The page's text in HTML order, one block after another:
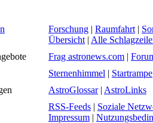
Forschung | Raumfahrt |
Übersicht | Alle
Frag astronews.com |
Sternenhimmel | Startrampe
AstroGlossar| AstroLinks
RSS-Feeds | Soziale
Impressum |